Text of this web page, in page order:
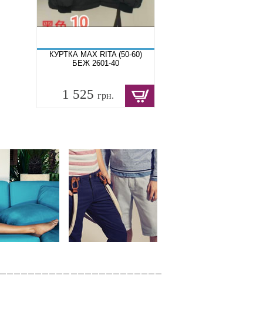
КУРТКА MAX RITA (50-60)
БЕЖ 2601-40
1 525 грн.